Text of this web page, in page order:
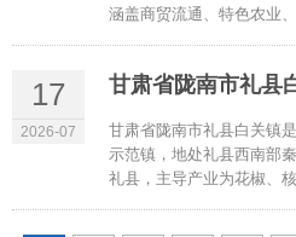
涵盖商贸流通、特色农业
17
2026-07
甘肃省陇南市礼县
甘肃省陇南市礼县白关镇
示范镇，地处礼县西南部
礼县，主导产业为花椒、